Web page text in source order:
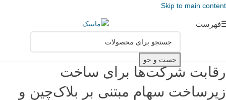
Skip to main content
فهرست
جست و جو
رقابت شرکت‌ها برای ساخت
زیرساخت سهام مبتنی بر بلاک‌چین و